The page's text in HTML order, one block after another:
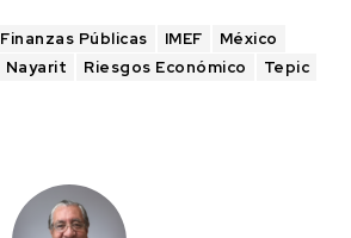
Finanzas Públicas IMEF
México
Nayarit Riesgos Económico Tepic